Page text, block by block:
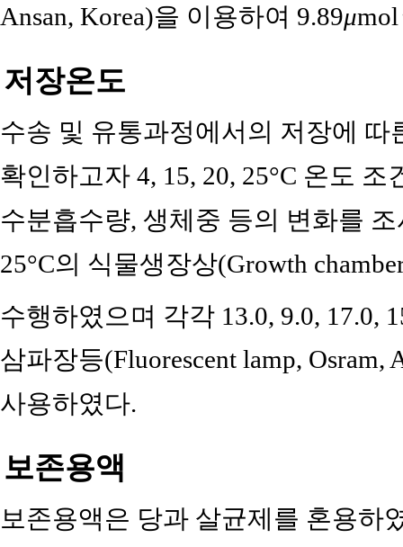
Ansan, Korea)을 이용하여 9.89μmol
저장온도
수송 및 유통과정에서의 저장에
확인하고자 4, 15, 20, 25°C 온도
수분흡수량, 생체중 등의 변화를
25°C의 식물생장상(Growth
수행하였으며 각각 13.0, 9.0, 17.0,
삼파장등(Fluorescent lamp, Osram,
사용하였다.
보존용액
보존용액은 당과 살균제를 혼용하